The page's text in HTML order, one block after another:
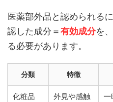
医薬部外品と認められる
認した成分＝有効成分を
る必要があります。
分類 特徴
化粧品
外見や感触
一